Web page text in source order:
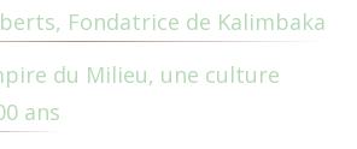
Fondatrice de Kalimbaka
du Milieu, une culture
ans